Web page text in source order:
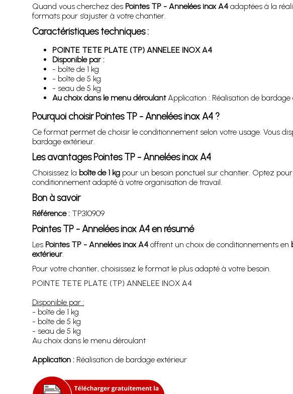
Quand vous cherchez des Pointes TP - Annelées inox A4adaptées à la
formats pour s’ajuster à votre chantier.
Caractéristiques techniques :
POINTE TETE PLATE (TP) ANNELEE INOX A4
Disponible par :
- boîte de 1 kg
- boîte de 5 kg
- seau de 5 kg
Au choix dans le menu déroulantApplication : Réalisation de bardage
Pourquoi choisir Pointes TP - Annelées inox A4 ?
Ce format permet de choisir le conditionnement selon votre usage. Vous
bardage extérieur.
Les avantages Pointes TP - Annelées inox A4
Choisissez la boîte de 1 kgpour un besoin ponctuel sur chantier. Optez
conditionnement adapté à votre organisation de travail.
Bon à savoir
Référence :TP310909
Pointes TP - Annelées inox A4 en résumé
Les Pointes TP - Annelées inox A4offrent un choix de conditionnements en
extérieur.
Pour votre chantier, choisissez le format le plus adapté à votre besoin.
POINTE TETE PLATE (TP) ANNELEE INOX A4
Disponible par :
- boîte de 1 kg
- boîte de 5 kg
- seau de 5 kg
Au choix dans le menu déroulant
Application :Réalisation de bardage extérieur